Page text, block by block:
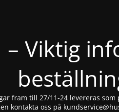
– Viktig
fram till 27/11-24 levereras
kontakta oss på